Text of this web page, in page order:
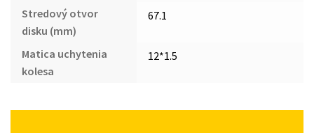
Stredový otvor
disku (mm)
67.1
Matica uchytenia
kolesa
12*1.5